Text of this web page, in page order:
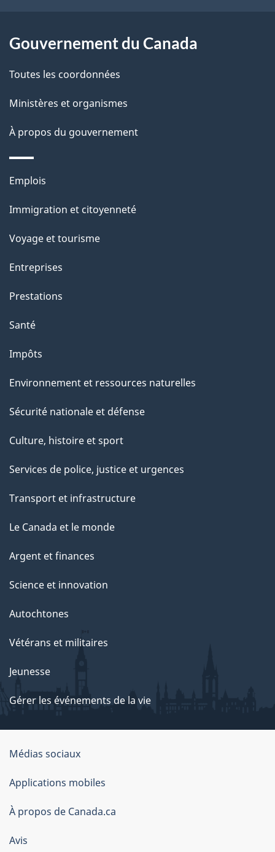
d
e
p
a
site
Gouvernement du Canada
Toutes les coordonnées
Ministères et organismes
À propos du gouvernement
Thèmes
sujets
Emplois
Immigration et citoyenneté
Voyage et tourisme
Entreprises
Prestations
Santé
Impôts
Environnement et ressources naturelles
Sécurité nationale et défense
Culture, histoire et sport
Services de police, justice et urgences
Transport et infrastructure
Le Canada et le monde
Argent et finances
Science et innovation
Autochtones
Vétérans et militaires
Jeunesse
Gérer les événements de la vie
Organisation
du
gouvernement
du
Canada
Médias sociaux
Applications mobiles
À propos de Canada.ca
Avis